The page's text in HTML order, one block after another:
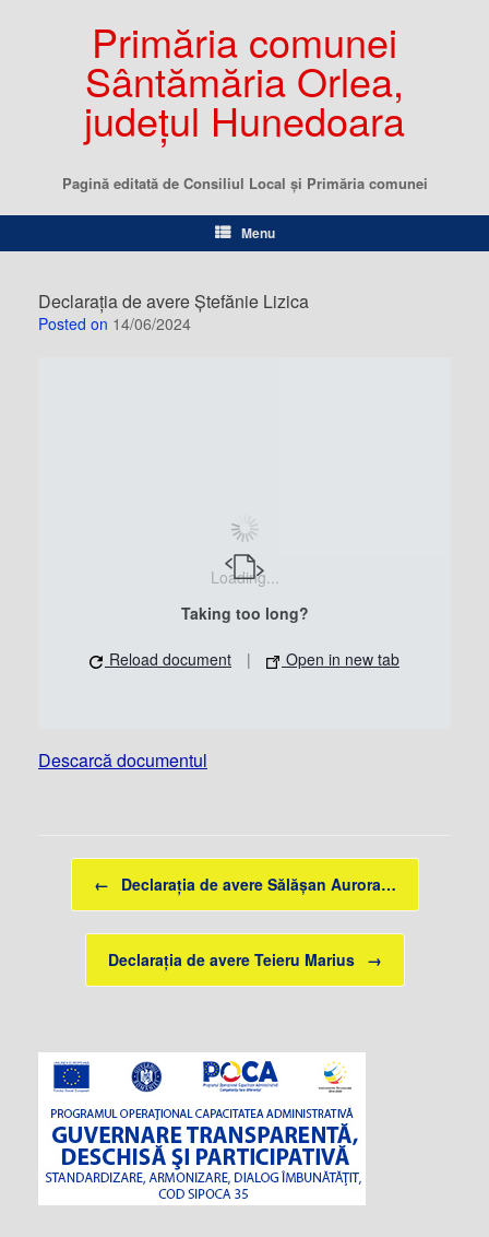
Primăria comunei
Sântămăria Orlea,
județul Hunedoara
Pagină editată de Consiliul Local şi Primăria comunei
Menu
Declaraţia de avere Ştefănie Lizica
Posted on 14/06/2024
Loading...
Taking too long?
Reload document | Open in new tab
Descarcă documentul
← Declaraţia de avere Sălăşan Aurora…
Declaraţia de avere Teieru Marius →